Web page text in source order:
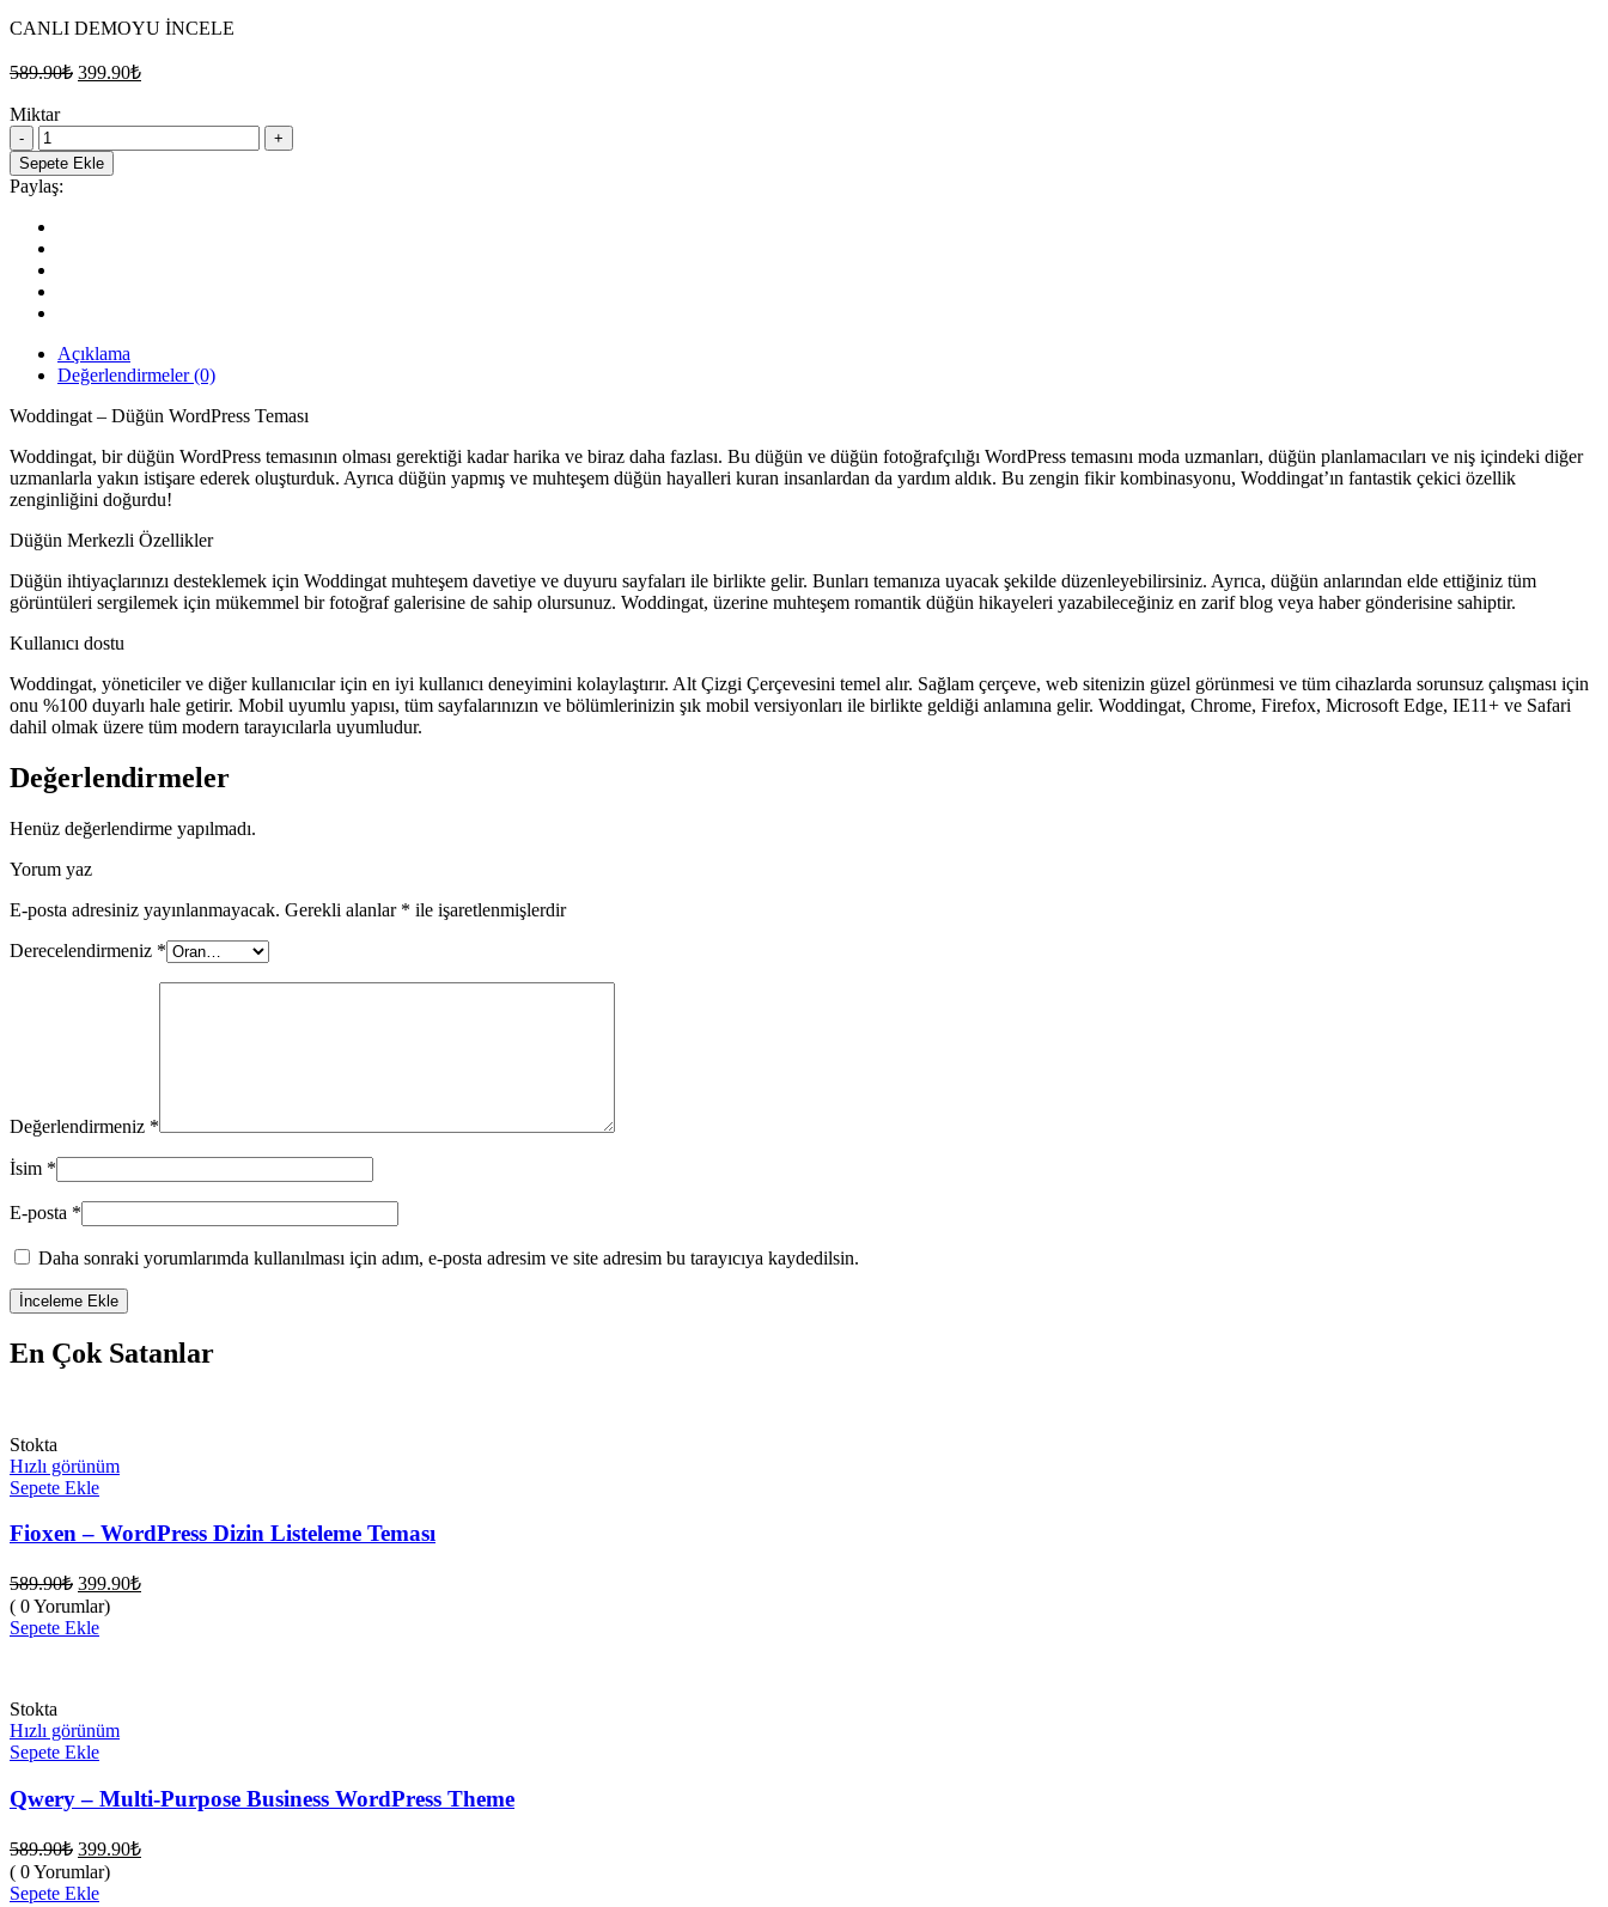
CANLI DEMOYU İNCELE
589.90₺ Orijinal
399.90₺Şu
Miktar
Woddingat
–
Düğün
&
Salon
WordPress
Teması
quantity
Sepete Ekle
Paylaş:
Açıklama
Değerlendirmeler (0)
Woddingat – Düğün WordPress Teması
Woddingat, bir düğün WordPress temasının olması gerektiği kadar harika ve biraz daha fazlası. Bu düğün ve düğün fotoğrafçılığı WordPress temasını moda uzmanları, düğün planlamacıları ve niş içindeki diğer
uzmanlarla yakın istişare ederek oluşturduk. Ayrıca düğün yapmış ve muhteşem düğün hayalleri kuran insanlardan da yardım aldık. Bu zengin fikir kombinasyonu, Woddingat’ın fantastik çekici özellik
zenginliğini doğurdu!
Düğün Merkezli Özellikler
Düğün ihtiyaçlarınızı desteklemek için Woddingat muhteşem davetiye ve duyuru sayfaları ile birlikte gelir. Bunları temanıza uyacak şekilde düzenleyebilirsiniz. Ayrıca, düğün anlarından elde ettiğiniz tüm
görüntüleri sergilemek için mükemmel bir fotoğraf galerisine de sahip olursunuz. Woddingat, üzerine muhteşem romantik düğün hikayeleri yazabileceğiniz en zarif blog veya haber gönderisine sahiptir.
Kullanıcı dostu
Woddingat, yöneticiler ve diğer kullanıcılar için en iyi kullanıcı deneyimini kolaylaştırır. Alt Çizgi Çerçevesini temel alır. Sağlam çerçeve, web sitenizin güzel görünmesi ve tüm cihazlarda sorunsuz çalışması için
onu %100 duyarlı hale getirir. Mobil uyumlu yapısı, tüm sayfalarınızın ve bölümlerinizin şık mobil versiyonları ile birlikte geldiği anlamına gelir. Woddingat, Chrome, Firefox, Microsoft Edge, IE11+ ve Safari
dahil olmak üzere tüm modern tarayıcılarla uyumludur.
Değerlendirmeler
Henüz değerlendirme yapılmadı.
Yorum yaz
E-posta adresiniz yayınlanmayacak. Gerekli alanlar * ile işaretlenmişlerdir
Derecelendirmeniz *
Değerlendirmeniz *
İsim *
E-posta *
Daha sonraki yorumlarımda kullanılması için adım, e-posta adresim ve site adresim bu tarayıcıya kaydedilsin.
En Çok Satanlar
Stokta
Hızlı görünüm
Sepete Ekle
Fioxen – WordPress Dizin Listeleme Teması
589.90₺ Orijinal
fiyat:
589.90₺.
399.90₺Şu
( 0 Yorumlar)
Sepete Ekle
Stokta
Hızlı görünüm
Sepete Ekle
Qwery – Multi-Purpose Business WordPress Theme
589.90₺ Orijinal
fiyat:
589.90₺.
399.90₺Şu
( 0 Yorumlar)
Sepete Ekle